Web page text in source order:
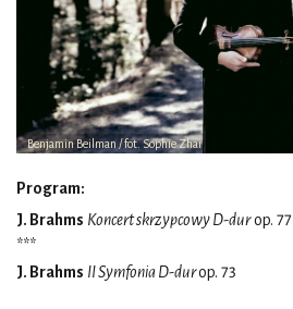
Benjamin Beilman / fot. Sophie Zhai
Program:
J. Brahms Koncert skrzypcowy D-durop. 77
***
J. Brahms II Symfonia D-durop. 73